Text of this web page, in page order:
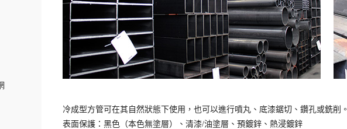
冷成型方管可在其自然狀態下使用，也可以進行噴丸、底漆鋸切、鑽孔或銑削。
表面保護：黑色（本色無塗層）、清漆/油塗層、預鍍鋅、熱浸鍍鋅